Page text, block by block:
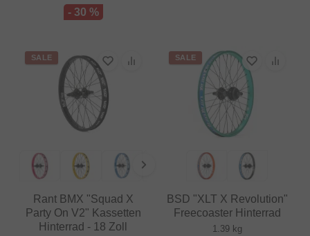
- 30 %
SALE
Rant BMX "Squad X
Party On V2" Kassetten
Hinterrad - 18 Zoll
SALE
BSD "XLT X Revolution"
Freecoaster Hinterrad
1.39 kg